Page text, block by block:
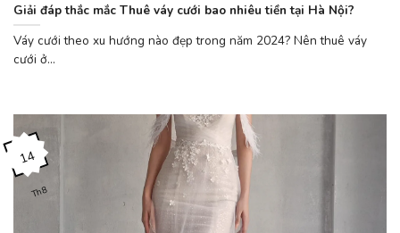
Giải đáp thắc mắc Thuê váy cưới bao nhiêu tiền tại Hà Nội?
Váy cưới theo xu hướng nào đẹp trong năm 2024? Nên thuê váy
cưới ở...
14
Th8